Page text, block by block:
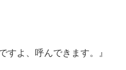
すよ、呼んできます。』